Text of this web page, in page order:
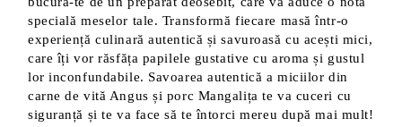
specială meselor tale. Transformă fiecare masă într-o
experiență culinară autentică și savuroasă cu acești mici,
care îți vor răsfăța papilele gustative cu aroma și gustul
lor inconfundabile. Savoarea autentică a miciilor din
carne de vită Angus și porc Mangalița te va cuceri cu
siguranță și te va face să te întorci mereu după mai mult!